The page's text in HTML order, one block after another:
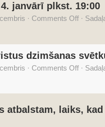
janvārī plkst. 19:00
· Comments Off ·
dzimšanas
· Comments Off ·
atbalstam, laiks,